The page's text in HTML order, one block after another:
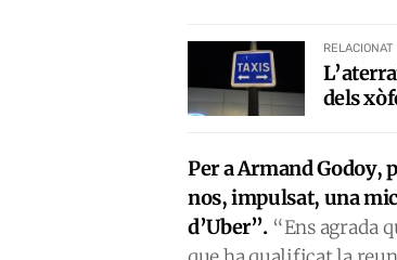
RELACIONAT
dels
Per a Armand Godoy,
nos, impulsat, una
d’Uber”. “Ens agrada